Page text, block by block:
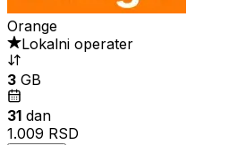
Orange
Lokalni operater
3 GB
31 dan
1.009 RSD